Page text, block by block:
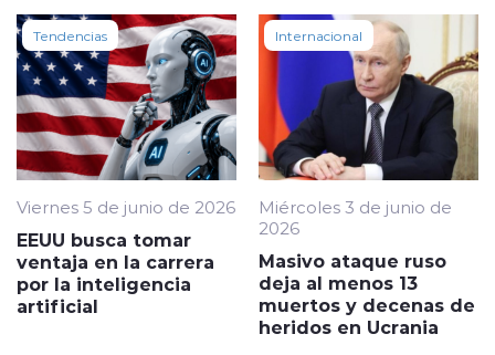
Tendencias
Viernes 5 de junio de 2026
EEUU busca tomar
ventaja en la carrera
por la inteligencia
artificial
Internacional
Miércoles 3 de junio de
2026
Masivo ataque ruso
deja al menos 13
muertos y decenas de
heridos en Ucrania